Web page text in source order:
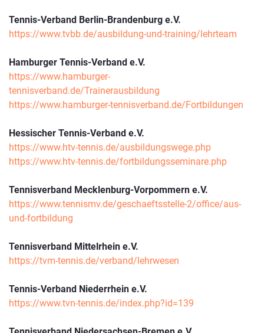
Tennis-Verband Berlin-Brandenburg e.V.
https://www.tvbb.de/ausbildung-und-training/lehrteam
Hamburger Tennis-Verband e.V.
https://www.hamburger-
tennisverband.de/Trainerausbildung
https://www.hamburger-tennisverband.de/Fortbildungen
Hessischer Tennis-Verband e.V.
https://www.htv-tennis.de/ausbildungswege.php
https://www.htv-tennis.de/fortbildungsseminare.php
Tennisverband Mecklenburg-Vorpommern e.V.
https://www.tennismv.de/geschaeftsstelle-2/office/aus-
und-fortbildung
Tennisverband Mittelrhein e.V.
https://tvm-tennis.de/verband/lehrwesen
Tennis-Verband Niederrhein e.V.
https://www.tvn-tennis.de/index.php?id=139